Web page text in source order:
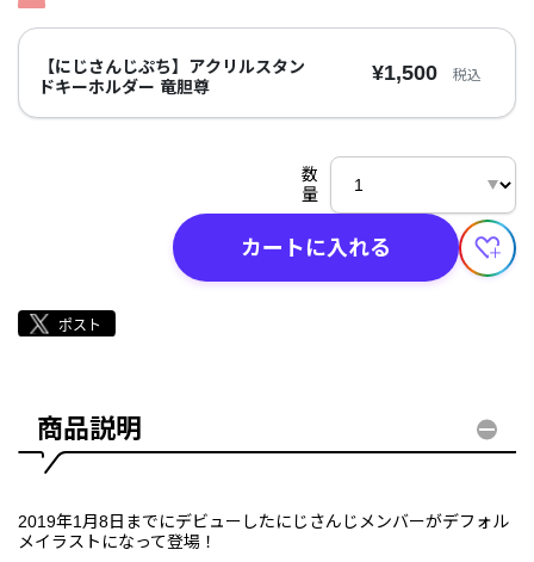
【にじさんじぷち】アクリルスタン
ドキーホルダー 竜胆尊
¥1,500 税込
数
量
カートに入れる
商品説明
2019年1月8日までにデビューしたにじさんじメンバーがデフォル
メイラストになって登場！